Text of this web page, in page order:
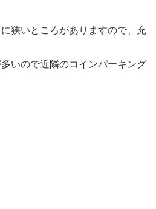
狭いところがありますので、充
いので近隣のコインパーキング